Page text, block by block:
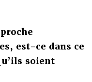
est-ce dans ce
soient